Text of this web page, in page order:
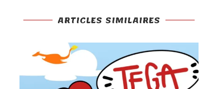
ARTICLES SIMILAIRES